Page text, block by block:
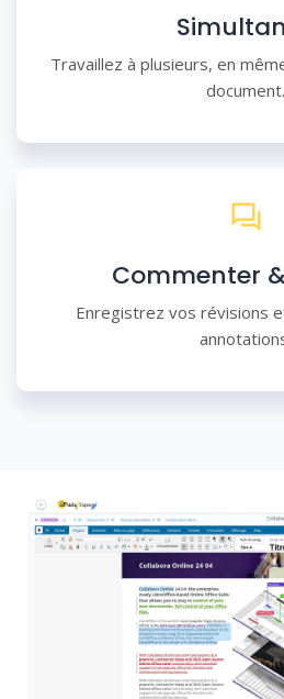
Travaillez à plusieurs, en
document.
Commenter
Enregistrez vos révisions